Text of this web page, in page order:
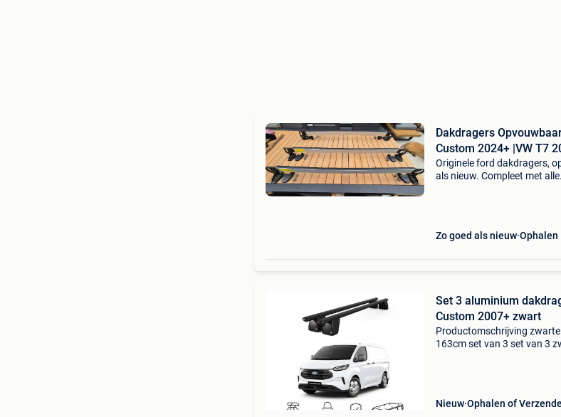
Dakdragers
Custom 2024+ |VW T7
Originele ford dakdragers,
als nieuw. Compleet met alle
Zo goed als nieuw Ophalen
Set 3 aluminium
Custom 2007+ zwart
Productomschrijving
163cm set van 3 set van 3
Nieuw Ophalen of